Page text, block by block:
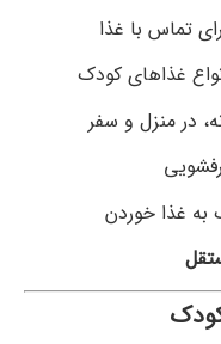
تماس با غذا
غذاهای کودک
در منزل و سفر
غذا خوردن